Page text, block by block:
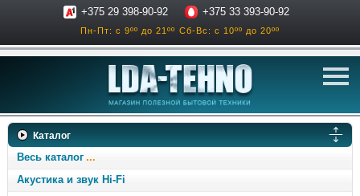
+375 29 398-90-92 +375 33 393-90-92
Пн-Пт: с 9ºº до 21ºº Сб-Вс: с 10ºº до 20ºº
телевизоры
Каталог
Весь каталог
Акустика и звук Hi-Fi